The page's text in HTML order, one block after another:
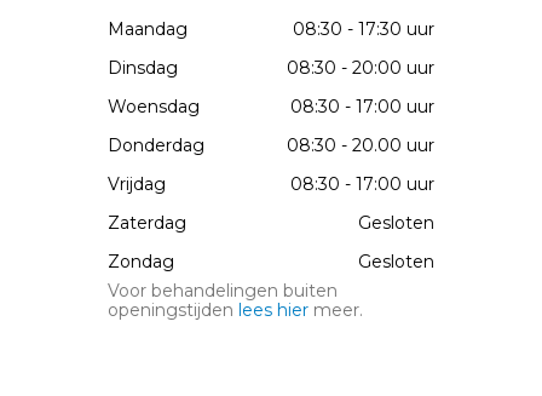
Maandag
08:30 - 17:30 uur
Dinsdag
08:30 - 20:00 uur
Woensdag
08:30 - 17:00 uur
Donderdag
08:30 - 20.00 uur
Vrijdag
08:30 - 17:00 uur
Zaterdag
Gesloten
Zondag
Gesloten
Voor behandelingen buiten
openingstijden lees hier meer.